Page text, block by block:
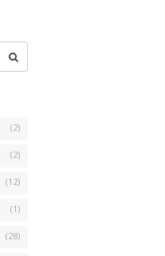
(2)
(2)
(12)
(1)
(28)